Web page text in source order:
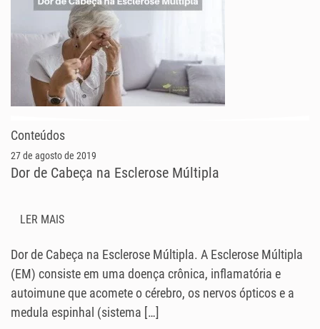
Conteúdos
27 de agosto de 2019
Dor de Cabeça na Esclerose Múltipla
LER MAIS
Dor de Cabeça na Esclerose Múltipla. A Esclerose Múltipla
(EM) consiste em uma doença crônica, inflamatória e
autoimune que acomete o cérebro, os nervos ópticos e a
medula espinhal (sistema […]